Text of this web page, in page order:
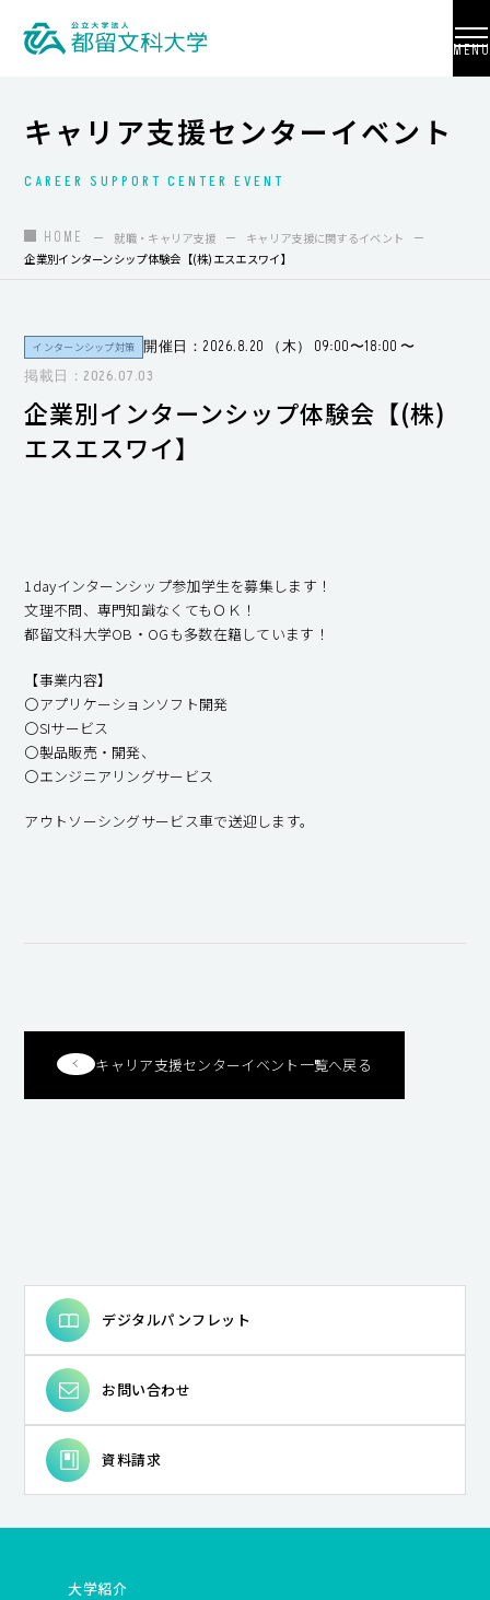
MENU
大学紹介
入試情報
学部・学科・大学院
国際交流
教員養成
キャリア支援センターイベント
CAREER SUPPORT CENTER EVENT
HOME 就職・キャリア支援
キャリア支援に関するイベント
企業別インターンシップ体験会【(株)エスエスワイ】
インターンシップ対策 開催日：2026.8.20 （木） 09:00〜18:00 〜
掲載日：2026.07.03
企業別インターンシップ体験会【(株)
エスエスワイ】
1dayインターンシップ参加学生を募集します！
文理不問、専門知識なくてもＯＫ！
都留文科大学OB・OGも多数在籍しています！
【事業内容】
〇アプリケーションソフト開発
〇SIサービス
〇製品販売・開発、
〇エンジニアリングサービス
アウトソーシングサービス車で送迎します。
キャリア支援センターイベント一覧へ戻る
デジタルパンフレット
お問い合わせ
資料請求
大学紹介